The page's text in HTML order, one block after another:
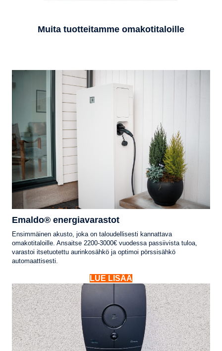
Muita tuotteitamme omakotitaloille
Emaldo® energiavarastot
Ensimmäinen akusto, joka on taloudellisesti kannattava
omakotitaloille. Ansaitse 2200-3000€ vuodessa passiivista tuloa,
varastoi itsetuotettu aurinkosähkö ja optimoi pörssisähkö
automaattisesti.
LUE LISÄÄ